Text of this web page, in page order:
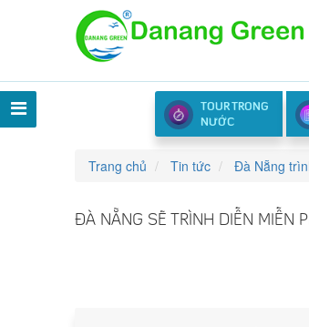
TOUR TRONG
NƯỚC
Trang chủ Tin tức Đà Nẵng
ĐÀ NẴNG SẼ TRÌNH DIỄN MIỄN